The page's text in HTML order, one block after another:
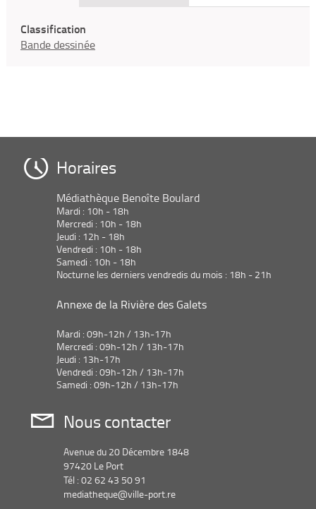
Classification
Bande dessinée
Horaires
Médiathèque Benoîte Boulard
Mardi : 10h - 18h
Mercredi : 10h - 18h
Jeudi : 12h - 18h
Vendredi : 10h - 18h
Samedi : 10h - 18h
Nocturne les derniers vendredis du mois : 18h - 21h
Annexe de la Rivière des Galets
Mardi : 09h-12h / 13h-17h
Mercredi : 09h-12h / 13h-17h
Jeudi : 13h-17h
Vendredi : 09h-12h / 13h-17h
Samedi : 09h-12h / 13h-17h
Nous contacter
Avenue du 20 Décembre 1848
97420 Le Port
Tél : 02 62 43 50 91
mediatheque@ville-port.re